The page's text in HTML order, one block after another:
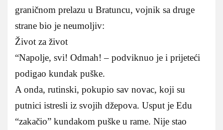
graničnom prelazu u Bratuncu, vojnik sa druge
strane bio je neumoljiv:
Život za život
“Napolje, svi! Odmah! – podviknuo je i prijeteći
podigao kundak puške.
A onda, rutinski, pokupio sav novac, koji su
putnici istresli iz svojih džepova. Usput je Edu
“zakačio” kundakom puške u rame. Nije stao